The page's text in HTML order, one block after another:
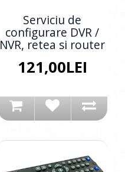
Serviciu de
configurare DVR /
NVR, retea si router
121,00LEI